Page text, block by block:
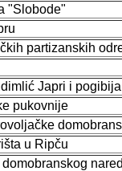
"Slobode"
partizanskih
Japri i pogibija
pukovnije
u Ripču